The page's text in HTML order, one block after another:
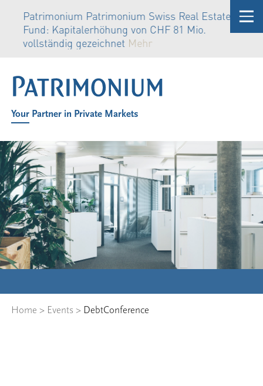
Patrimonium Patrimonium Swiss Real Estate
Fund: Kapitalerhöhung von CHF 81 Mio.
vollständig gezeichnet Mehr
Your Partner in Private Markets
Home > Events > DebtConference